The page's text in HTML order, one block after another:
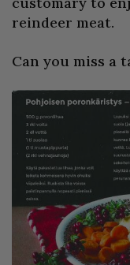
reindeer meat.
Can you miss a